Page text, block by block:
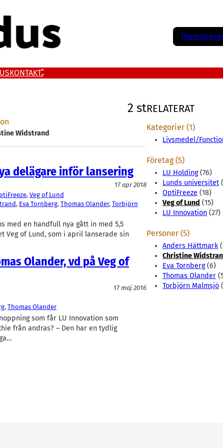
KONTAKT
2 st
Widstrand
delägare inför lansering
17 apr 2018
, Veg of Lund
, Eva Tornberg, Thomas Olander, Torbjörn
med en handfull nya gått in med 5,5
Veg of Lund, som i april lanserade sin
Olander, vd på Veg of
17 maj 2016
, Thomas Olander
som får LU Innovation som
från andras? – Den har en tydlig
RELATERAT
Kategorier (1)
Livsmedel/
Företag (5)
LU Holding(76)
Lunds universitet
OptiFreeze (18)
Veg of Lund (15)
LU Innovation (27)
Personer (5)
Anders Hättmark
Christine
Eva Tornberg(6)
Thomas Olander
Torbjörn Malmsjö